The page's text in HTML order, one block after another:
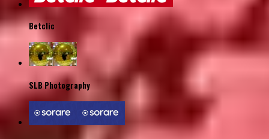
Betclic
SLB Photography